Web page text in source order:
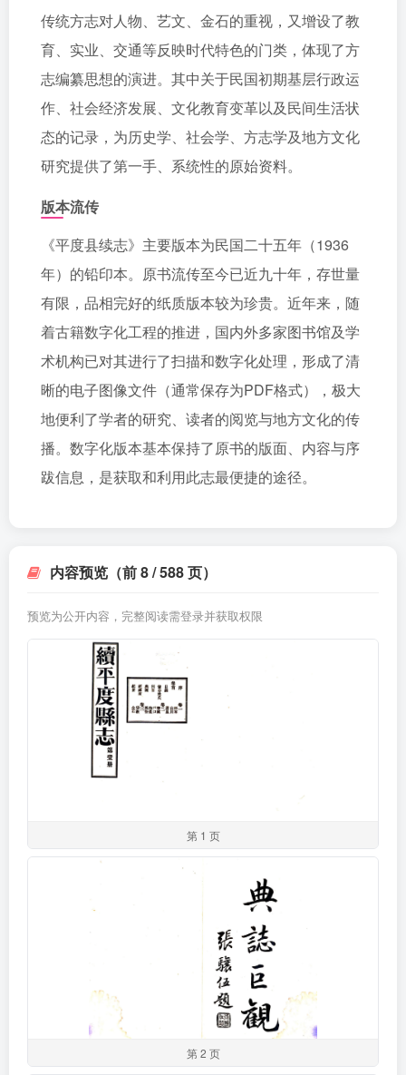
传统方志对人物、艺文、金石的重视，又增设了教
育、实业、交通等反映时代特色的门类，体现了方
志编纂思想的演进。其中关于民国初期基层行政运
作、社会经济发展、文化教育变革以及民间生活状
态的记录，为历史学、社会学、方志学及地方文化
研究提供了第一手、系统性的原始资料。
版本流传
《平度县续志》主要版本为民国二十五年（1936
年）的铅印本。原书流传至今已近九十年，存世量
有限，品相完好的纸质版本较为珍贵。近年来，随
着古籍数字化工程的推进，国内外多家图书馆及学
术机构已对其进行了扫描和数字化处理，形成了清
晰的电子图像文件（通常保存为PDF格式），极大
地便利了学者的研究、读者的阅览与地方文化的传
播。数字化版本基本保持了原书的版面、内容与序
跋信息，是获取和利用此志最便捷的途径。
内容预览（前 8 / 588 页）
预览为公开内容，完整阅读需登录并获取权限
第 1 页
第 2 页